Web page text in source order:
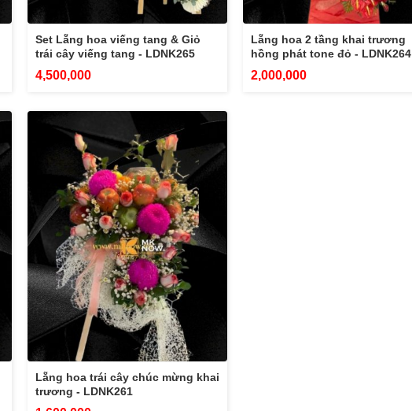
Set Lẵng hoa viếng tang & Giỏ
trái cây viếng tang - LDNK265
4,500,000
Lẵng hoa 2 tầng khai trương
hồng phát tone đỏ - LDNK264
2,000,000
Lẵng hoa trái cây chúc mừng khai
trương - LDNK261